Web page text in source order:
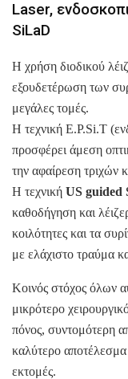
Laser,
SiLaD
Η χρήση διοδικού
εξουδετέρωση των
μεγάλες τομές.
Η τεχνική E.P.Si.T
προσφέρει άμεση
την αφαίρεση τριχών
Η τεχνική US guided
καθοδήγηση και
κοιλότητες και τα
με ελάχιστο τραύμα
Κοινός στόχος όλων
μικρότερο
πόνος, συντομότερη
καλύτερο αποτέλεσμα
εκτομές.